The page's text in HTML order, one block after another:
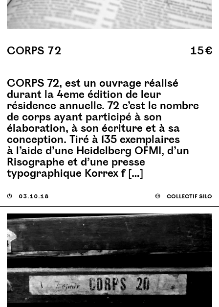
CORPS 72 15 €
CORPS 72, est un ouvrage réalisé
durant la 4eme édition de leur
résidence annuelle. 72 c’est le nombre
de corps ayant participé à son
élaboration, à son écriture et à sa
conception. Tiré à 135 exemplaires
à l’aide d’une Heidelberg OFMI, d’un
Risographe et d’une presse
typographique Korrex f […]
◶ 03.10.18 ☺ collectif silo